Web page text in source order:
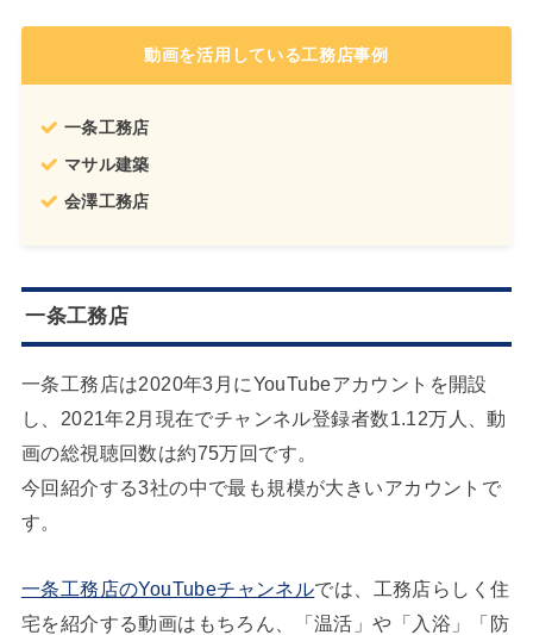
動画を活用している工務店事例
一条工務店
マサル建築
会澤工務店
一条工務店
一条工務店は2020年3月にYouTubeアカウントを開設
し、2021年2月現在でチャンネル登録者数1.12万人、動
画の総視聴回数は約75万回です。
今回紹介する3社の中で最も規模が大きいアカウントで
す。
一条工務店のYouTubeチャンネルでは、工務店らしく住
宅を紹介する動画はもちろん、「温活」や「入浴」「防